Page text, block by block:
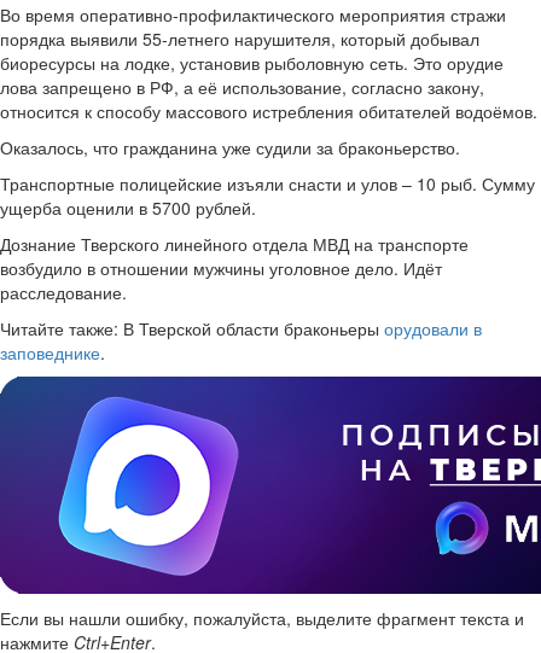
Во время оперативно-профилактического мероприятия стражи
порядка выявили 55-летнего нарушителя, который добывал
биоресурсы на лодке, установив рыболовную сеть. Это орудие
лова запрещено в РФ, а её использование, согласно закону,
относится к способу массового истребления обитателей водоёмов.
Оказалось, что гражданина уже судили за браконьерство.
Транспортные полицейские изъяли снасти и улов – 10 рыб. Сумму
ущерба оценили в 5700 рублей.
Дознание Тверского линейного отдела МВД на транспорте
возбудило в отношении мужчины уголовное дело. Идёт
расследование.
Читайте также: В Тверской области браконьеры орудовали в
заповеднике.
Если вы нашли ошибку, пожалуйста, выделите фрагмент текста и
нажмите Ctrl+Enter.